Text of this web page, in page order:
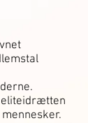
eliteidrætten